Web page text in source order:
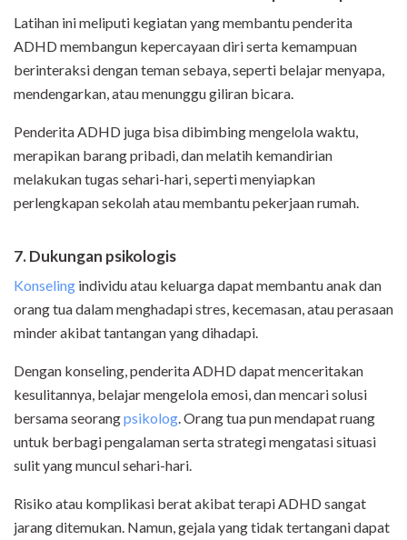
Latihan ini meliputi kegiatan yang membantu penderita
ADHD membangun kepercayaan diri serta kemampuan
berinteraksi dengan teman sebaya, seperti belajar menyapa,
mendengarkan, atau menunggu giliran bicara.
Penderita ADHD juga bisa dibimbing mengelola waktu,
merapikan barang pribadi, dan melatih kemandirian
melakukan tugas sehari-hari, seperti menyiapkan
perlengkapan sekolah atau membantu pekerjaan rumah.
7. Dukungan psikologis
Konseling individu atau keluarga dapat membantu anak dan
orang tua dalam menghadapi stres, kecemasan, atau perasaan
minder akibat tantangan yang dihadapi.
Dengan konseling, penderita ADHD dapat menceritakan
kesulitannya, belajar mengelola emosi, dan mencari solusi
bersama seorangpsikolog . Orang tua pun mendapat ruang
untuk berbagi pengalaman serta strategi mengatasi situasi
sulit yang muncul sehari-hari.
Risiko atau komplikasi berat akibat terapi ADHD sangat
jarang ditemukan. Namun, gejala yang tidak tertangani dapat